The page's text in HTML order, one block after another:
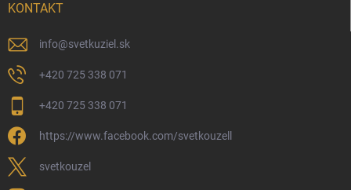
KONTAKT
info@svetkuziel.sk
+420 725 338 071
+420 725 338 071
https://www.facebook.com/svetkouzell
svetkouzel